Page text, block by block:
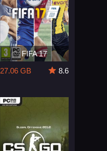
FIFA 17
27.06 GB
8.6